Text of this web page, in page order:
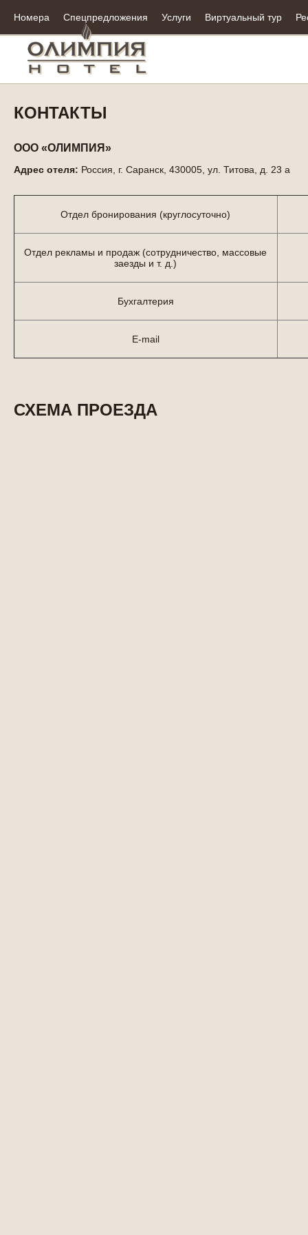
Номера Спецпредложения Услуги Виртуальный тур
КОНТАКТЫ
ООО «ОЛИМПИЯ»
Адрес отеля: Россия, г. Саранск, 430005, ул. Титова, д. 23 а
Отдел бронирования (круглосуточно)
Отдел рекламы и продаж (сотрудничество, массовые
заезды и т. д.)
Бухгалтерия
E-mail
СХЕМА ПРОЕЗДА